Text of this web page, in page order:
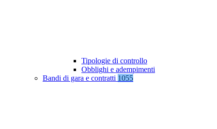
Tipologie di controllo
Obblighi e adempimenti
Bandi di gara e contratti 1055